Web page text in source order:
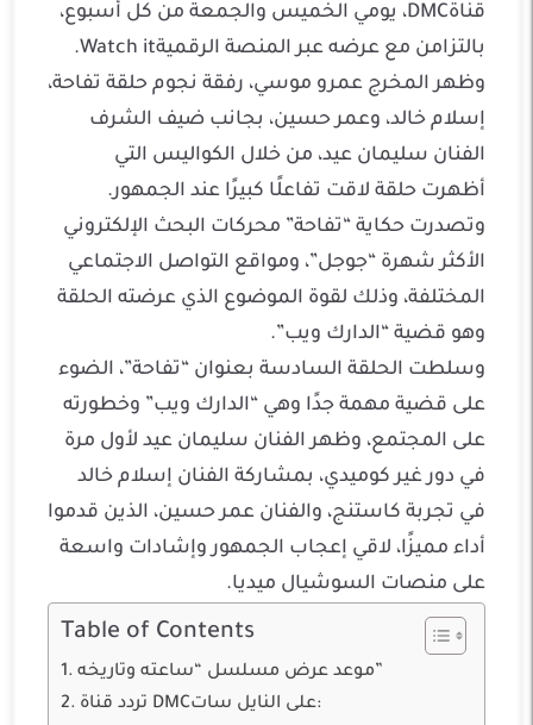
قناةDMC، يومي الخميس والجمعة من كل أسبوع،
بالتزامن مع عرضه عبر المنصة الرقميةWatch it.
وظهر المخرج عمرو موسي، رفقة نجوم حلقة تفاحة،
إسلام خالد، وعمر حسين، بجانب ضيف الشرف
الفنان سليمان عيد، من خلال الكواليس التي
أظهرت حلقة لاقت تفاعلًا كبيرًا عند الجمهور.
وتصدرت حكاية “تفاحة” محركات البحث الإلكتروني
الأكثر شهرة “جوجل”، ومواقع التواصل الاجتماعي
المختلفة، وذلك لقوة الموضوع الذي عرضته الحلقة
وهو قضية “الدارك ويب”.
وسلطت الحلقة السادسة بعنوان “تفاحة”، الضوء
على قضية مهمة جدًا وهي “الدارك ويب” وخطورته
على المجتمع، وظهر الفنان سليمان عيد لأول مرة
في دور غير كوميدي، بمشاركة الفنان إسلام خالد
في تجربة كاستنج، والفنان عمر حسين، الذين قدموا
أداء مميزًا، لاقي إعجاب الجمهور وإشادات واسعة
على منصات السوشيال ميديا.
Table of Contents
موعد عرض مسلسل “ساعته وتاريخه”
تردد قناة DMCعلى النايل سات: